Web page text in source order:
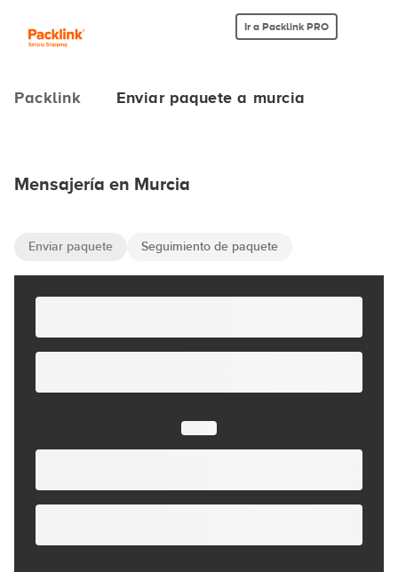
Ir a Packlink PRO
Packlink Enviar paquete a murcia
Mensajería en Murcia
Enviar paquete Seguimiento de paquete